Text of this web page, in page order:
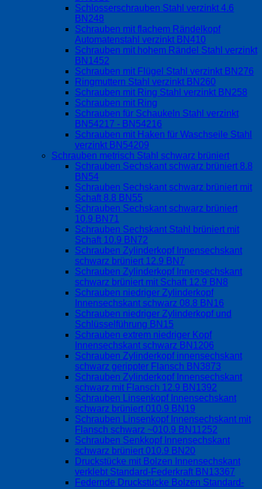
Schlosserschrauben Stahl verzinkt 4.6
BN248
Schrauben mit flachem Rändelkopf
Automatenstahl verzinkt BN410
Schrauben mit hohem Rändel Stahl verzinkt
BN1452
Schrauben mit Flügel Stahl verzinkt BN276
Ringmuttern Stahl verzinkt BN260
Schrauben mit Ring Stahl verzinkt BN258
Schrauben mit Ring
Schrauben für Schaukeln Stahl verzinkt
BN54217 - BN54216
Schrauben mit Haken für Waschseile Stahl
verzinkt BN54209
Schrauben metrisch Stahl schwarz brüniert
Schrauben Sechskant schwarz brüniert 8.8
BN54
Schrauben Sechskant schwarz brüniert mit
Schaft 8.8 BN55
Schrauben Sechskant schwarz brüniert
10.9 BN71
Schrauben Sechskant Stahl brüniert mit
Schaft 10.9 BN72
Schrauben Zylinderkopf Innensechskant
schwarz brüniert 12.9 BN7
Schrauben Zylinderkopf Innensechskant
schwarz brüniert mit Schaft 12.9 BN8
Schrauben niedriger Zylinderkopf
Innensechskant schwarz 08.8 BN16
Schrauben niedriger Zylinderkopf und
Schlüsselführung BN15
Schrauben extrem niedriger Kopf
Innensechskant schwarz BN1206
Schrauben Zylinderkopf innensechskant
schwarz gerippter Flansch BN3873
Schrauben Zylinderkopf Innensechskant
schwarz mit Flansch 12.9 BN1392
Schrauben Linsenkopf Innensechskant
schwarz brüniert 010.9 BN19
Schrauben Linsenkopf Innensechskant mit
Flansch schwarz ~010.9 BN11252
Schrauben Senkkopf Innensechskant
schwarz brüniert 010.9 BN20
Druckstücke mit Bolzen Innensechskant
verklebt Standard-Federkraft BN13367
Federnde Druckstücke Bolzen Standard-